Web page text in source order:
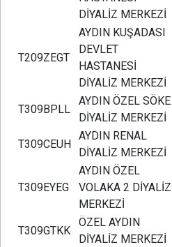
DİYALİZ MERKEZİ
T209ZEGT
AYDIN KUŞADASI
DEVLET
HASTANESİ
DİYALİZ MERKEZİ
T309BPLL
AYDIN ÖZEL SÖKE
DİYALİZ MERKEZİ
T309CEUH
AYDIN RENAL
DİYALİZ MERKEZİ
T309EYEG
AYDIN ÖZEL
VOLAKA 2 DİYALİZ
MERKEZİ
T309GTKK
ÖZEL AYDIN
DİYALİZ MERKEZİ